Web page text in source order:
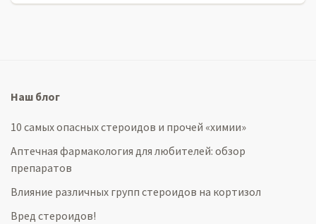
Наш блог
10 самых опасных стероидов и прочей «химии»
Аптечная фармакология для любителей: обзор
препаратов
Влияние различных групп стероидов на кортизол
Вред стероидов!